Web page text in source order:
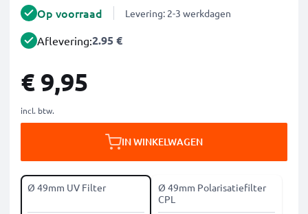
Op voorraad Levering: 2-3 werkdagen
Aflevering:2.95 €
€ 9,95
incl. btw.
IN WINKELWAGEN
Ø 49mm UV Filter
Ø 49mm Polarisatiefilter
CPL